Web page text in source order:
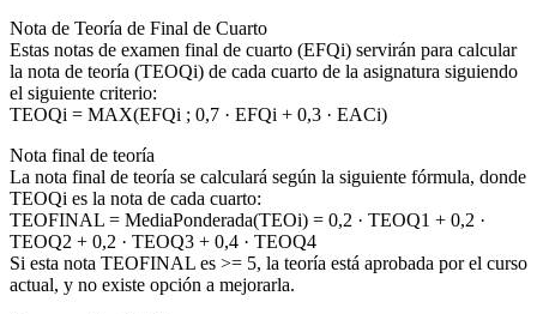
Nota de Teoría de Final de Cuarto
Estas notas de examen final de cuarto (EFQi) servirán para calcular
la nota de teoría (TEOQi) de cada cuarto de la asignatura siguiendo
el siguiente criterio:
TEOQi = MAX(EFQi ; 0,7 · EFQi + 0,3 · EACi)
Nota final de teoría
La nota final de teoría se calculará según la siguiente fórmula, donde
TEOQi es la nota de cada cuarto:
TEOFINAL = MediaPonderada(TEOi) = 0,2 · TEOQ1 + 0,2 ·
TEOQ2 + 0,2 · TEOQ3 + 0,4 · TEOQ4
Si esta nota TEOFINAL es >= 5, la teoría está aprobada por el curso
actual, y no existe opción a mejorarla.